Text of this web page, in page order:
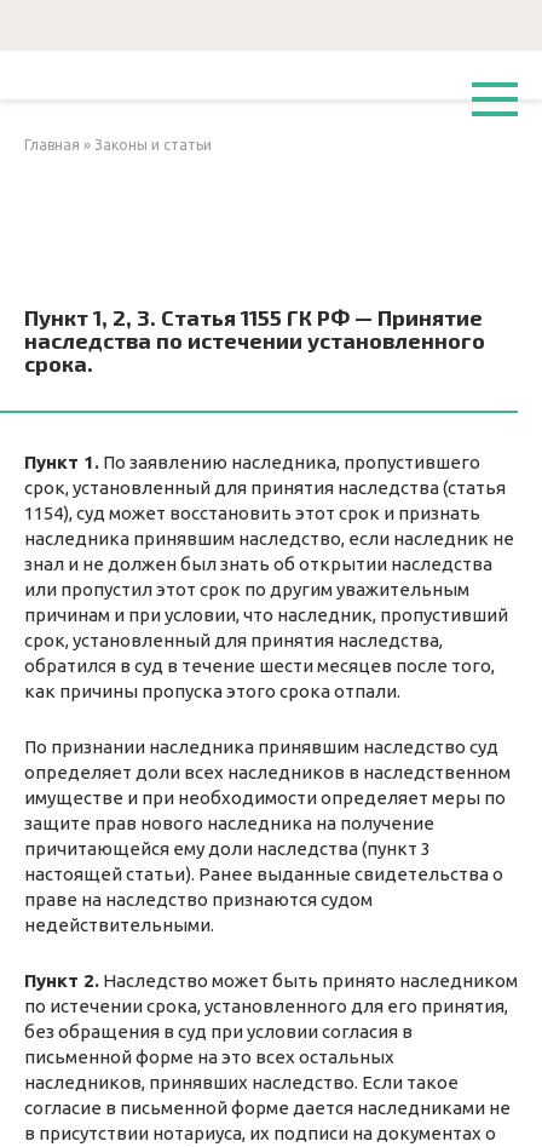
Главная » Законы и статьи
Пункт 1, 2, 3. Статья 1155 ГК РФ — Принятие
наследства по истечении установленного
срока.
Пункт 1. По заявлению наследника, пропустившего
срок, установленный для принятия наследства (статья
1154), суд может восстановить этот срок и признать
наследника принявшим наследство, если наследник не
знал и не должен был знать об открытии наследства
или пропустил этот срок по другим уважительным
причинам и при условии, что наследник, пропустивший
срок, установленный для принятия наследства,
обратился в суд в течение шести месяцев после того,
как причины пропуска этого срока отпали.
По признании наследника принявшим наследство суд
определяет доли всех наследников в наследственном
имуществе и при необходимости определяет меры по
защите прав нового наследника на получение
причитающейся ему доли наследства (пункт 3
настоящей статьи). Ранее выданные свидетельства о
праве на наследство признаются судом
недействительными.
Пункт 2. Наследство может быть принято наследником
по истечении срока, установленного для его принятия,
без обращения в суд при условии согласия в
письменной форме на это всех остальных
наследников, принявших наследство. Если такое
согласие в письменной форме дается наследниками не
в присутствии нотариуса, их подписи на документах о